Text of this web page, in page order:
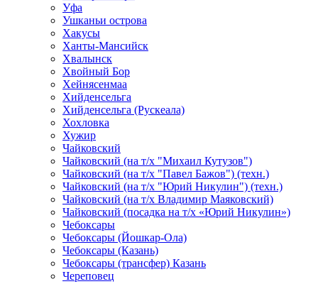
Уфа
Ушканьи острова
Хакусы
Ханты-Мансийск
Хвалынск
Хвойный Бор
Хейнясенмаа
Хийденсельга
Хийденсельга (Рускеала)
Хохловка
Хужир
Чайковский
Чайковский (на т/х "Михаил Кутузов")
Чайковский (на т/х "Павел Бажов") (техн.)
Чайковский (на т/х "Юрий Никулин") (техн.)
Чайковский (на т/х Владимир Маяковский)
Чайковский (посадка на т/х «Юрий Никулин»)
Чебоксары
Чебоксары (Йошкар-Ола)
Чебоксары (Казань)
Чебоксары (трансфер) Казань
Череповец